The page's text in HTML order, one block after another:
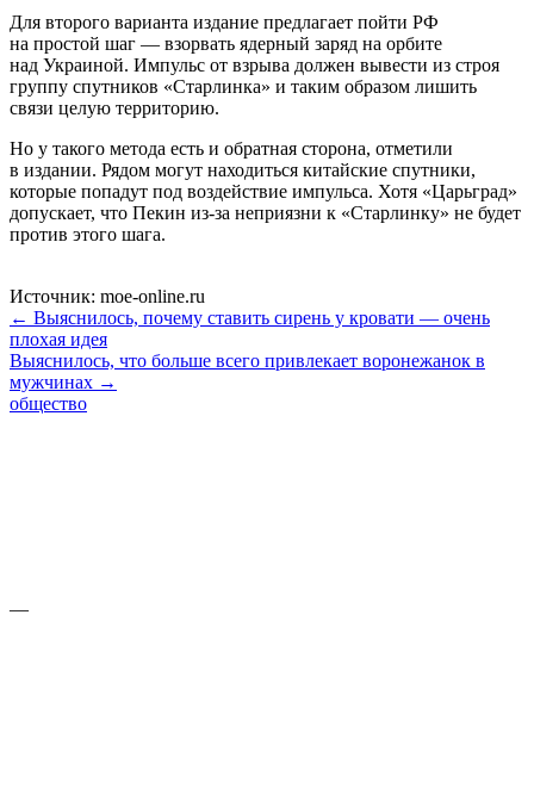
Для второго варианта издание предлагает пойти РФ
на простой шаг — взорвать ядерный заряд на орбите
над Украиной. Импульс от взрыва должен вывести из строя
группу спутников «Старлинка» и таким образом лишить
связи целую территорию.
Но у такого метода есть и обратная сторона, отметили
в издании. Рядом могут находиться китайские спутники,
которые попадут под воздействие импульса. Хотя «Царьград»
допускает, что Пекин из-за неприязни к «Старлинку» не будет
против этого шага.
Источник: moe-online.ru
← Выяснилось, почему ставить сирень у кровати — очень
плохая идея
Выяснилось, что больше всего привлекает воронежанок в
мужчинах →
общество
—